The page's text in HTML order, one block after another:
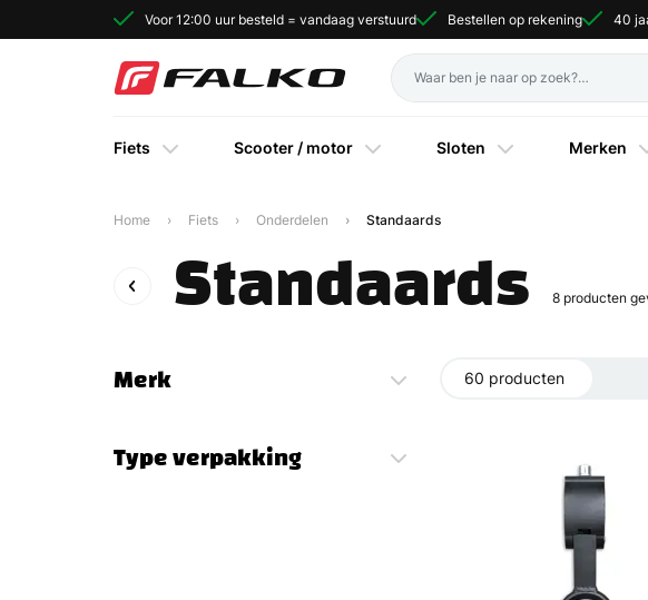
Voor 12:00 uur besteld = vandaag verstuurd Bestellen op rekening 40
Fiets Scooter / motor Sloten Merken
Home Fiets Onderdelen Standaards
Standaards 8 producten
Merk
Type verpakking
60 producten